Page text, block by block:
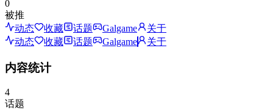
0
被推
动态
收藏 话题 Galgame
关于
动态
收藏 话题 Galgame 关于
内容统计
4
话题